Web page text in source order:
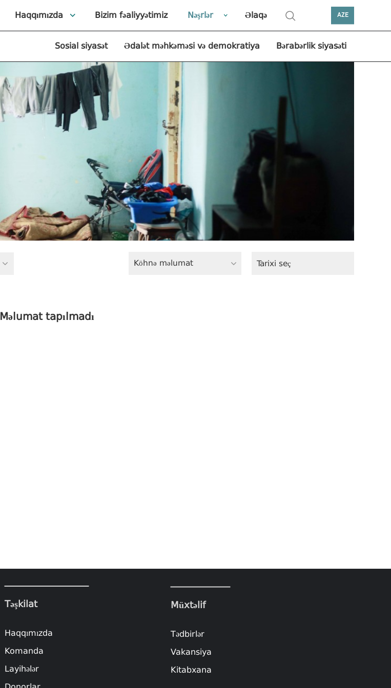
Haqqımızda Bizim fəaliyyətimiz Nəşrlər Əlaqə AZE
Sosial siyasət Ədalət məhkəməsi və demokratiya Bərabərlik siyasəti
Köhnə məlumat
Məlumat tapılmadı
Təşkilat
Haqqımızda
Komanda
Layihələr
Müxtəlif
Tədbirlər
Vakansiya
Kitabxana